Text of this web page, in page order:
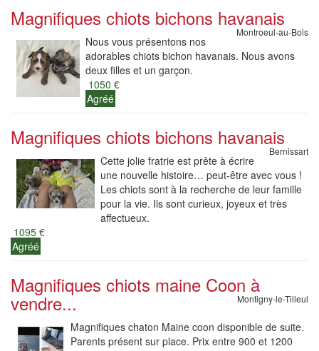
Magnifiques chiots bichons havanais
Montroeul-au-Bois
Nous vous présentons nos
adorables chiots bichon havanais. Nous avons
deux filles et un garçon.
1050 €
Agréé
Magnifiques chiots bichons havanais
Bernissart
Cette jolie fratrie est prête à écrire
une nouvelle histoire… peut-être avec vous !
Les chiots sont à la recherche de leur famille
pour la vie. Ils sont curieux, joyeux et très
affectueux.
1095 €
Agréé
Magnifiques chiots maine Coon à
vendre... Montigny-le-Tilleul
Magnifiques chaton Maine coon disponible de suite.
Parents présent sur place. Prix entre 900 et 1200